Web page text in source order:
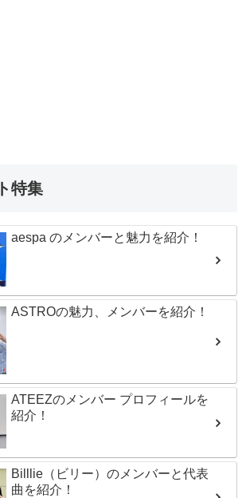
特集
aespa のメンバーと魅力を紹介！
ASTROの魅力、メンバーを紹介！
ATEEZのメンバー プロフィールを
紹介！
Billlie（ビリー）のメンバーと代表
曲を紹介！